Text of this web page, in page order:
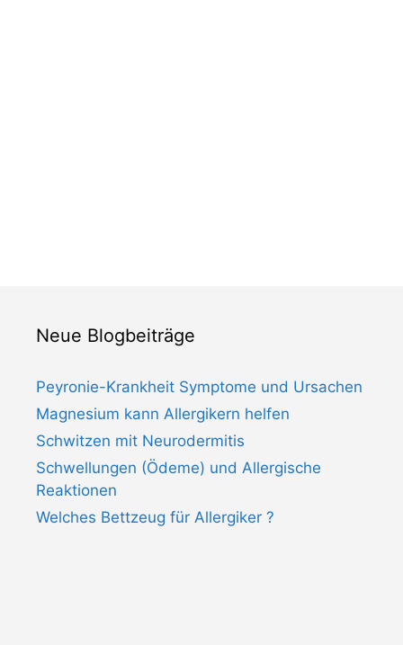
Neue Blogbeiträge
Peyronie-Krankheit Symptome und Ursachen
Magnesium kann Allergikern helfen
Schwitzen mit Neurodermitis
Schwellungen (Ödeme) und Allergische
Reaktionen
Welches Bettzeug für Allergiker ?